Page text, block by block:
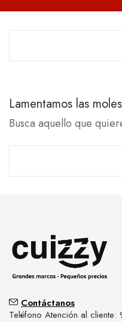
Lamentamos las
Busca aquello que
Contáctanos
Teléfono Atención al